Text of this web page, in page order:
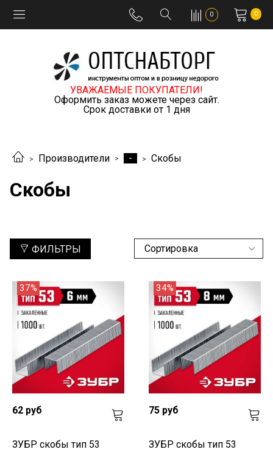
0 0
УВАЖАЕМЫЕ ПОКУПАТЕЛИ!
Оформить заказ можете через сайт.
Срок доставки от 1 дня
Производители - Скобы
Скобы
ФИЛЬТРЫ
37%
62 руб
ЗУБР скобы тип 53
34%
75 руб
ЗУБР скобы тип 53